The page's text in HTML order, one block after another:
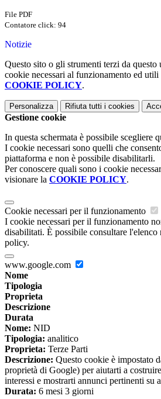
File PDF
Contatore click: 94
Notizie
Questo sito o gli strumenti terzi da
cookie necessari al funzionamento ed
COOKIE POLICY.
Personalizza Rifiuta tutti i cookies
Gestione cookie
In questa schermata è possibile scegliere
I cookie necessari sono quelli che
piattaforma e non è possibile disabilitarli.
Per conoscere quali sono i cookie
visionare la COOKIE POLICY.
Cookie necessari per il funzionamento
I cookie necessari per il funzionamento
disabilitati. È possibile consultare
policy.
www.google.com
Nome
Tipologia
Proprieta
Descrizione
Durata
Nome: NID
Tipologia: analitico
Proprieta: Terze Parti
Descrizione: Questo cookie è impostato
proprietà di Google) per aiutarti a
interessi e mostrarti annunci pertinenti su
Durata: 6 mesi 3 giorni